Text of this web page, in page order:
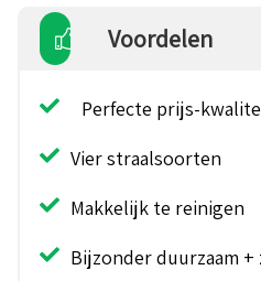
Voordelen
Perfecte prijs-
Vier straalsoorten
Makkelijk te reinigen
Bijzonder duurzaam +